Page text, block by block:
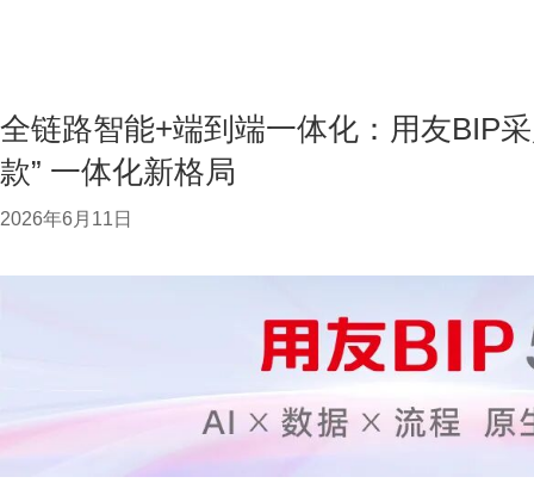
全链路智能+端到端一体化：用友BIP
款” 一体化新格局
2026年6月11日